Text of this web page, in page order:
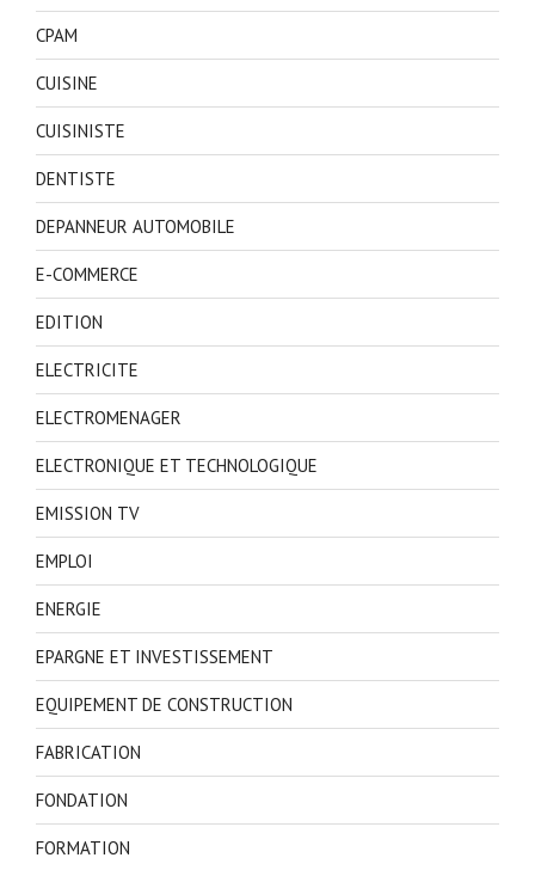
CPAM
CUISINE
CUISINISTE
DENTISTE
DEPANNEUR AUTOMOBILE
E-COMMERCE
EDITION
ELECTRICITE
ELECTROMENAGER
ELECTRONIQUE ET TECHNOLOGIQUE
EMISSION TV
EMPLOI
ENERGIE
EPARGNE ET INVESTISSEMENT
EQUIPEMENT DE CONSTRUCTION
FABRICATION
FONDATION
FORMATION